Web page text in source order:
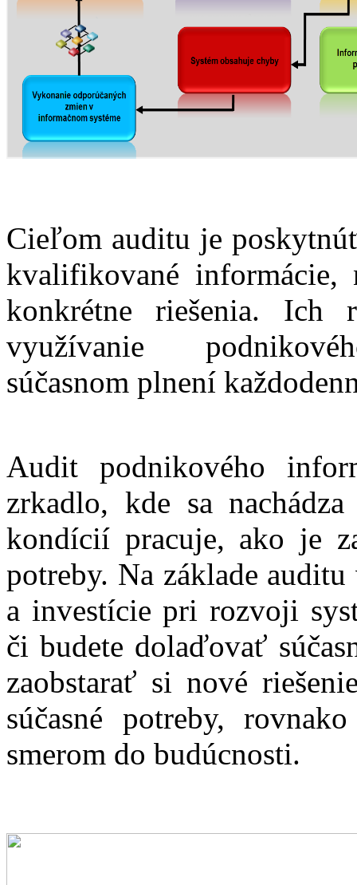
Cieľom auditu je
kvalifikované informácie,
konkrétne riešenia. Ich
využívanie
súčasnom plnení
Audit podnikového
zrkadlo, kde sa
kondícií pracuje, ako je
potreby. Na základe
a investície pri rozvoji
či budete dolaďovať
zaobstarať si nové
súčasné potreby,
smerom do budúcnosti.